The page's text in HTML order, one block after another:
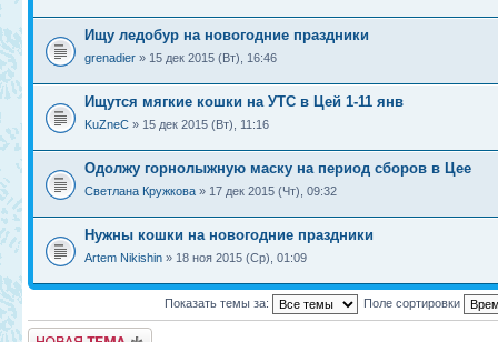
Ищу ледобур на новогодние праздники
grenadier » 15 дек 2015 (Вт), 16:46
Ищутся мягкие кошки на УТС в Цей 1-11 янв
KuZneC » 15 дек 2015 (Вт), 11:16
Одолжу горнолыжную маску на период сборов в Цее
Светлана Кружкова » 17 дек 2015 (Чт), 09:32
Нужны кошки на новогодние праздники
Artem Nikishin » 18 ноя 2015 (Ср), 01:09
Показать темы за: Поле сортировки
Новая тема